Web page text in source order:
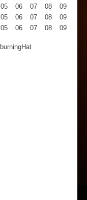
05 06 07 08 09
05 06 07 08 09
05 06 07 08 09
burningHat